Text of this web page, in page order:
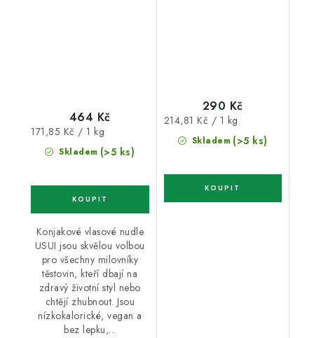
Skladem (>5 ks)
464 Kč
Měrná
cena:
171,85 Kč / 1 kg
Konjakové vlasové nudle
USUI jsou skvělou volbou
pro všechny milovníky
těstovin, kteří dbají na
zdravý životní styl nebo
chtějí zhubnout. Jsou
nízkokalorické, vegan a
bez lepku,...
Skladem (>5 ks)
290 Kč
Měrná
cena:
214,81 Kč / 1 kg